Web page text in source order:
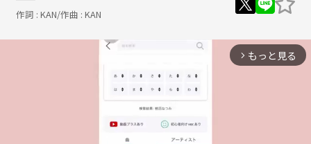
作詞 : KAN/作曲 : KAN
arrow_forward_ios もっと見る